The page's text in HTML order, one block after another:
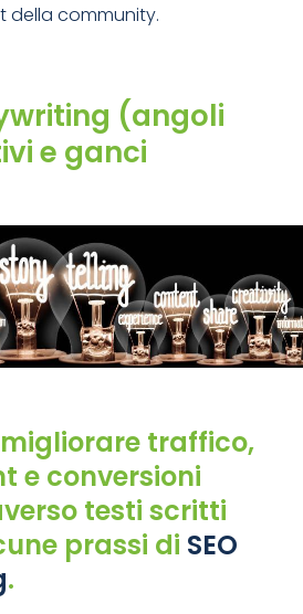
della community.
(angoli
e ganci
migliorare traffico,
e conversioni
testi scritti
prassi di SEO
.